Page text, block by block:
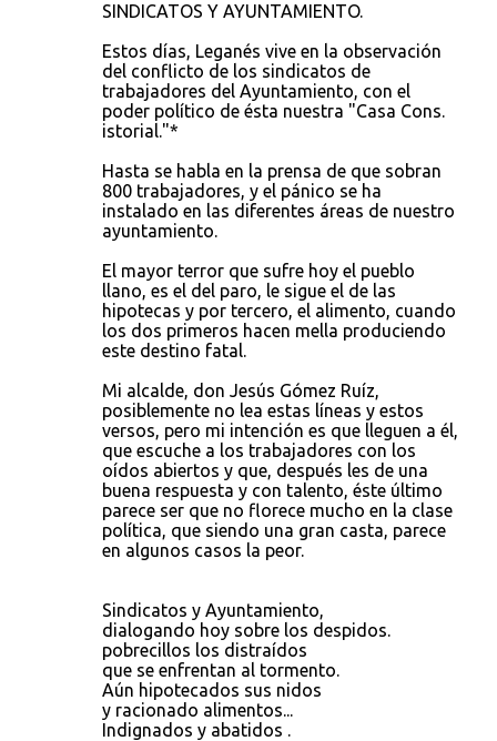
SINDICATOS Y AYUNTAMIENTO.
Estos días, Leganés vive en la observación
del conflicto de los sindicatos de
trabajadores del Ayuntamiento, con el
poder político de ésta nuestra "Casa Cons.
istorial."*
Hasta se habla en la prensa de que sobran
800 trabajadores, y el pánico se ha
instalado en las diferentes áreas de nuestro
ayuntamiento.
El mayor terror que sufre hoy el pueblo
llano, es el del paro, le sigue el de las
hipotecas y por tercero, el alimento, cuando
los dos primeros hacen mella produciendo
este destino fatal.
Mi alcalde, don Jesús Gómez Ruíz,
posiblemente no lea estas líneas y estos
versos, pero mi intención es que lleguen a él,
que escuche a los trabajadores con los
oídos abiertos y que, después les de una
buena respuesta y con talento, éste último
parece ser que no florece mucho en la clase
política, que siendo una gran casta, parece
en algunos casos la peor.
Sindicatos y Ayuntamiento,
dialogando hoy sobre los despidos.
pobrecillos los distraídos
que se enfrentan al tormento.
Aún hipotecados sus nidos
y racionado alimentos...
Indignados y abatidos .